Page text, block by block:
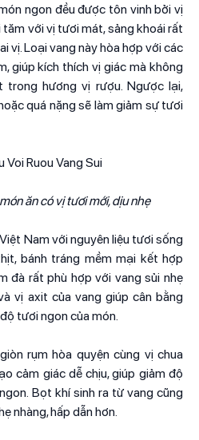
ngon đều được tôn vinh bởi vị
tăm với vị tươi mát, sảng khoái rất
vị. Loại vang này hòa hợp với các
giúp kích thích vị giác mà không
hương vị rượu. Ngược lại,
quá nặng sẽ làm giảm sự tươi
ăn có vị tươi mới, dịu nhẹ
Nam với nguyên liệu tươi sống
bánh tráng mềm mại kết hợp
đà rất phù hợp với vang sủi nhẹ
vị axit của vang giúp cân bằng
tươi ngon của món.
rụm hòa quyện cùng vị chua
cảm giác dễ chịu, giúp giảm độ
Bọt khí sinh ra từ vang cũng
nhàng, hấp dẫn hơn.